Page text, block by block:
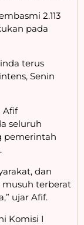
2.113
pada
terus
Senin
Afif
seluruh
pemerintah
dan
musuh terberat
ujar Afif.
Komisi I